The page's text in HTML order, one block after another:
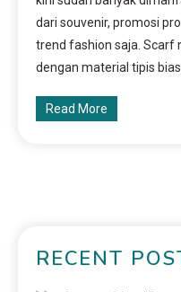
dari souvenir, promosi
trend fashion saja. Scarf
dengan material tipis
Read More
RECENT